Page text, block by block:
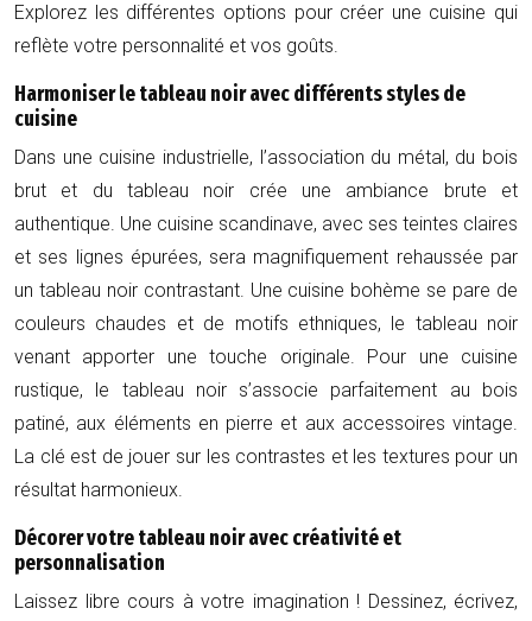
Explorez les différentes options pour créer une cuisine qui
reflète votre personnalité et vos goûts.
Harmoniser le tableau noir avec différents styles de
cuisine
Dans une cuisine industrielle, l’association du métal, du bois
brut et du tableau noir crée une ambiance brute et
authentique. Une cuisine scandinave, avec ses teintes claires
et ses lignes épurées, sera magnifiquement rehaussée par
un tableau noir contrastant. Une cuisine bohème se pare de
couleurs chaudes et de motifs ethniques, le tableau noir
venant apporter une touche originale. Pour une cuisine
rustique, le tableau noir s’associe parfaitement au bois
patiné, aux éléments en pierre et aux accessoires vintage.
La clé est de jouer sur les contrastes et les textures pour un
résultat harmonieux.
Décorer votre tableau noir avec créativité et
personnalisation
Laissez libre cours à votre imagination ! Dessinez, écrivez,